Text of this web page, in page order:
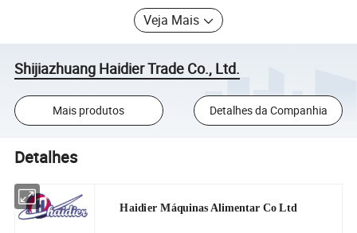
Veja Mais
Shijiazhuang Haidier Trade Co., Ltd.
Mais produtos Detalhes da Companhia
Detalhes
Haidier Máquinas Alimentar Co Ltd